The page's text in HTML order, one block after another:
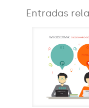
Entradas